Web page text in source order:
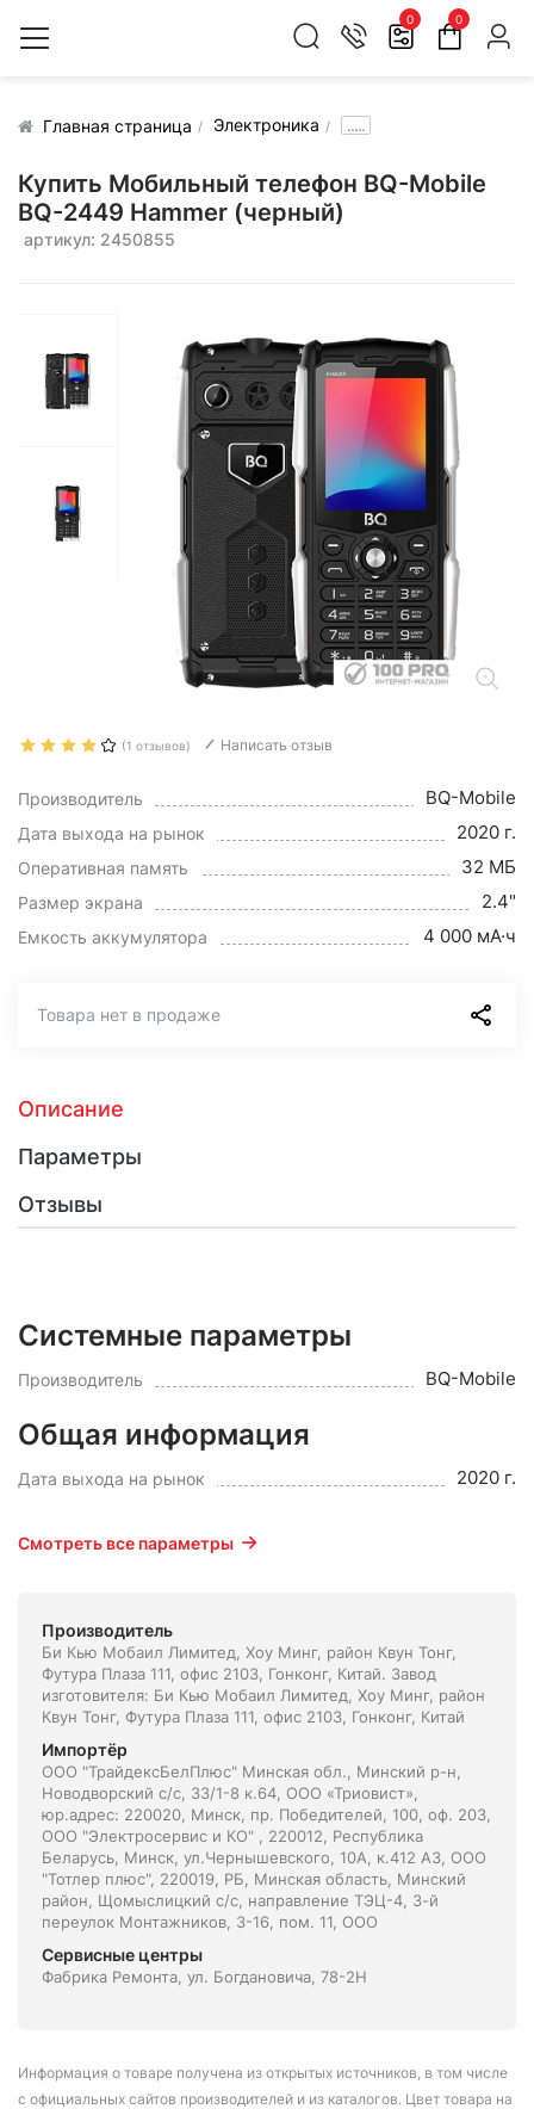
0 0
Главная страница Электроника .....
Купить Мобильный телефон BQ-Mobile
BQ-2449 Hammer (черный)
артикул: 2450855
(1 отзывов) Написать отзыв
Производитель BQ-Mobile
Дата выхода на рынок 2020 г.
Оперативная память 32 МБ
Размер экрана 2.4"
Емкость аккумулятора 4 000 мА·ч
Товара нет в продаже
Описание
Параметры
Отзывы
Системные параметры
Производитель BQ-Mobile
Общая информация
Дата выхода на рынок 2020 г.
Смотреть все параметры
Производитель
Би Кью Мобаил Лимитед, Хоу Минг, район Квун Тонг,
Футура Плаза 111, офис 2103, Гонконг, Китай. Завод
изготовителя: Би Кью Мобаил Лимитед, Хоу Минг, район
Квун Тонг, Футура Плаза 111, офис 2103, Гонконг, Китай
Импортёр
ООО "ТрайдексБелПлюс" Минская обл., Минский р-н,
Новодворский с/с, 33/1-8 к.64, ООО «Триовист»,
юр.адрес: 220020, Минск, пр. Победителей, 100, оф. 203,
ООО "Электросервис и КО" , 220012, Республика
Беларусь, Минск, ул.Чернышевского, 10А, к.412 АЗ, ООО
"Тотлер плюс", 220019, РБ, Минская область, Минский
район, Щомыслицкий с/с, направление ТЭЦ-4, 3-й
переулок Монтажников, 3-16, пом. 11, ООО
Сервисные центры
Фабрика Ремонта, ул. Богдановича, 78-2Н
Информация о товаре получена из открытых источников, в том числе
с официальных сайтов производителей и из каталогов. Цвет товара на